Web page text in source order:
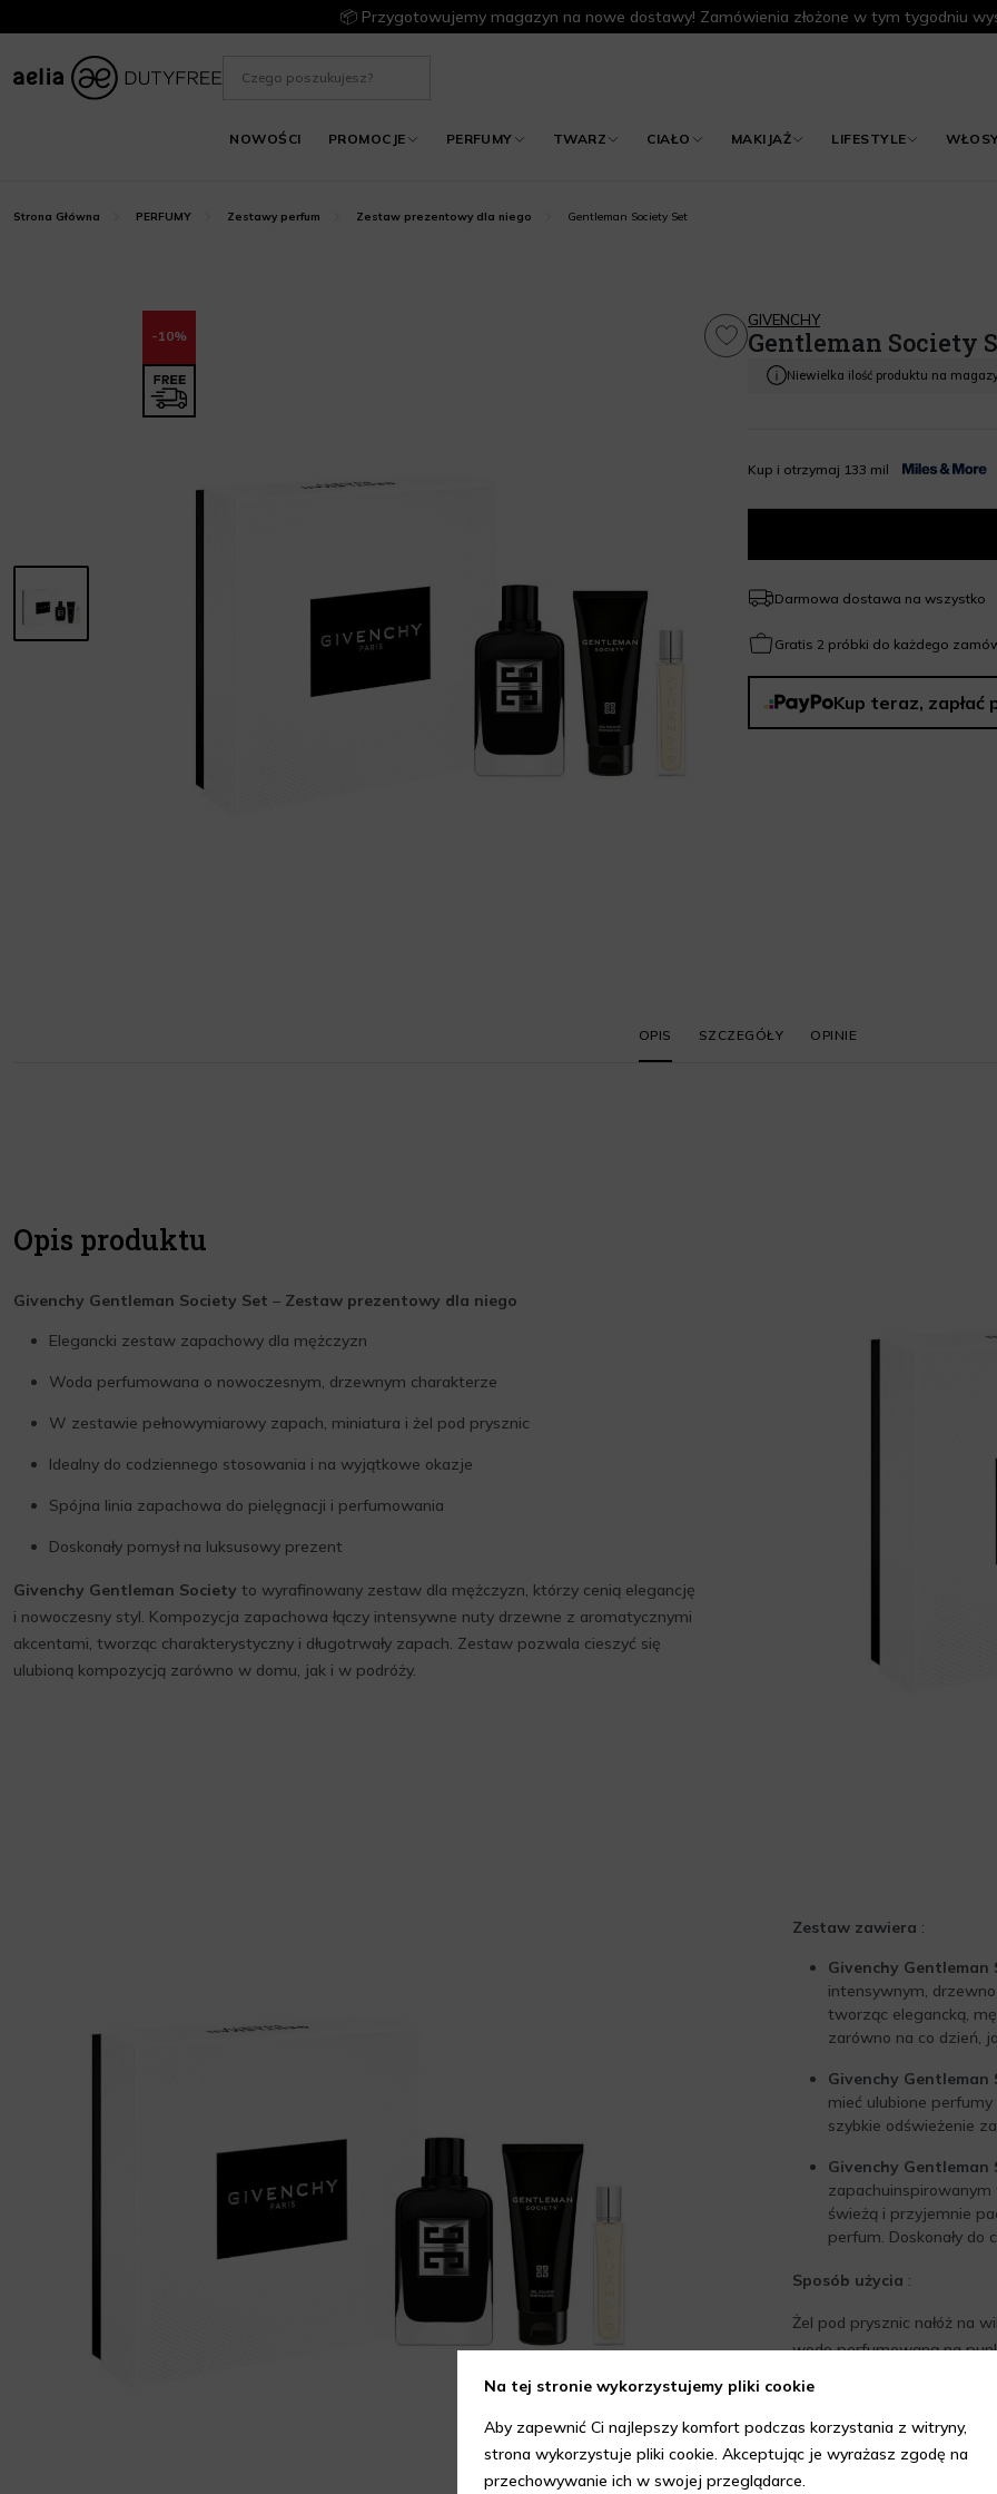
📦 Przygotowujemy magazyn na nowe dostawy! Zamówienia złożone w tym tygodniu
NOWOŚCI PROMOCJE PERFUMY TWARZ CIAŁO MAKIJAŻ LIFESTYLE
Strona Główna PERFUMY Zestawy perfum Zestaw prezentowy dla niego Gentleman Society Set
-10%
GIVENCHY
Gentleman Society
Niewielka ilość produktu na
Kup i otrzymaj 133 mil
Darmowa dostawa na wszystko
Gratis 2 próbki do każdego
Kup teraz, zapłać
OPIS SZCZEGÓŁY OPINIE
Opis produktu
Givenchy Gentleman Society Set – Zestaw prezentowy dla niego
Elegancki zestaw zapachowy dla mężczyzn
Woda perfumowana o nowoczesnym, drzewnym charakterze
W zestawie pełnowymiarowy zapach, miniatura i żel pod prysznic
Idealny do codziennego stosowania i na wyjątkowe okazje
Spójna linia zapachowa do pielęgnacji i perfumowania
Doskonały pomysł na luksusowy prezent
Givenchy Gentleman Society to wyrafinowany zestaw dla mężczyzn, którzy cenią elegancję
i nowoczesny styl. Kompozycja zapachowa łączy intensywne nuty drzewne z aromatycznymi
akcentami, tworząc charakterystyczny i długotrwały zapach. Zestaw pozwala cieszyć się
ulubioną kompozycją zarówno w domu, jak i w podróży.
Zestaw zawiera :
Givenchy Gentleman
intensywnym,
tworząc elegancką,
zarówno na co dzień,
Givenchy Gentleman
mieć ulubione
szybkie odświeżenie
Givenchy Gentleman
świeżą i przyjemnie
perfum. Doskonały do
Sposób użycia :
Żel pod prysznic nałóż na
wodę perfumowaną na
możesz użyć miniatury, aby
Na tej stronie wykorzystujemy pliki cookie
Aby zapewnić Ci najlepszy komfort podczas korzystania z witryny,
strona wykorzystuje pliki cookie. Akceptując je wyrażasz zgodę na
przechowywanie ich w swojej przeglądarce.